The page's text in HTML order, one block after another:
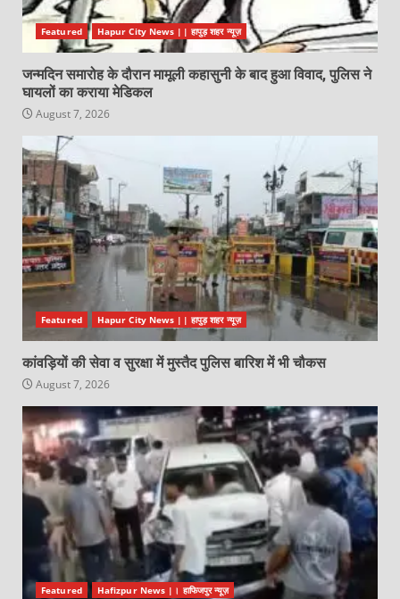
Featured Hapur City News || हापुड़ शहर न्यूज़
जन्मदिन समारोह के दौरान मामूली कहासुनी के बाद हुआ विवाद, पुलिस ने
घायलों का कराया मेडिकल
August 7, 2026
Featured Hapur City News || हापुड़ शहर न्यूज़
कांवड़ियों की सेवा व सुरक्षा में मुस्तैद पुलिस बारिश में भी चौकस
August 7, 2026
Featured Hafizpur News |। हाफिजपुर न्यूज़